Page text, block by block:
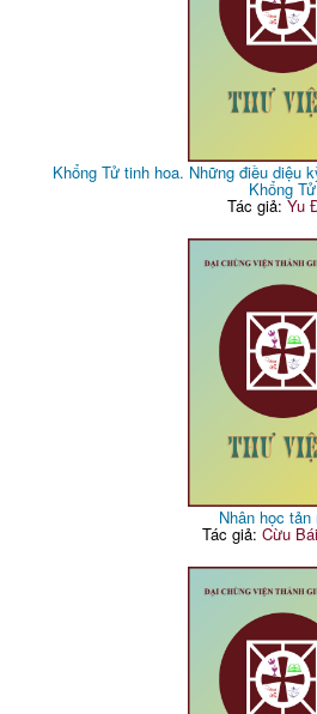
Khổng Tử tinh hoa. Những điều diệu
Khổng Tử
Tác giả:Yu
Nhân học tản
Tác giả:Cừu